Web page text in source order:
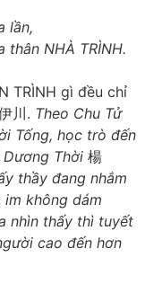
NHÀ TRÌNH.
TRÌNH gì đều chỉ
川. Theo Chu Tử
Tống, học trò đến
Dương Thời 楊
thầy đang nhắm
không dám
nhìn thấy thì tuyết
cao đến hơn